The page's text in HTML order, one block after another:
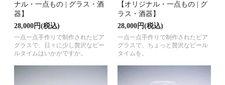
ナル・一点もの | グラス・酒
器】
28,000円(税込)
一点一点手作りで制作されたビア
グラスで、日々に少し贅沢なビー
ルタイムはいかがですか。
【オリジナル・一点もの | グ
ラス・酒器】
28,000円(税込)
一点一点手作りで制作されたビア
グラスで、ちょっと贅沢なビール
タイムを。